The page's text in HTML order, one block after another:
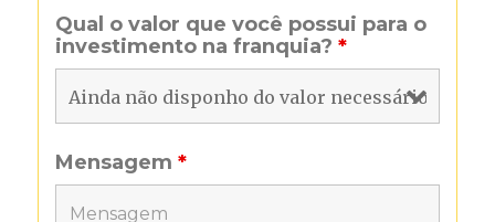
Qual o valor que você possui para o
investimento na franquia?*
Mensagem*